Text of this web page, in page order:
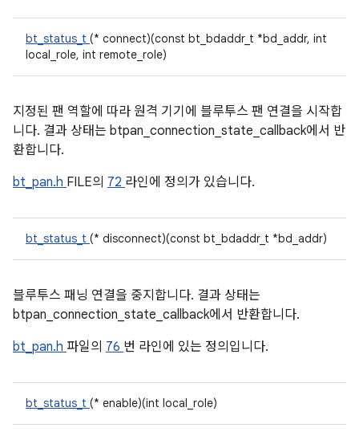
bt_status_t (* connect)(const bt_bdaddr_t *bd_addr, int
local_role, int remote_role)
지정된 팬 역할에 따라 원격 기기에 블루투스 팬 연결을 시작합
니다. 결과 상태는 btpan_connection_state_callback에서 반
환합니다.
bt_pan.h FILE의 72 라인에 정의가 있습니다.
bt_status_t (* disconnect)(const bt_bdaddr_t *bd_addr)
블루투스 패닝 연결을 중지합니다. 결과 상태는
btpan_connection_state_callback에서 반환합니다.
bt_pan.h 파일의 76 번 라인에 있는 정의입니다.
bt_status_t (* enable)(int local_role)